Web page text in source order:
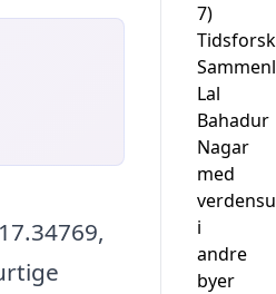
7)
Lal
Bahadur
Nagar
med
i
andre
byer